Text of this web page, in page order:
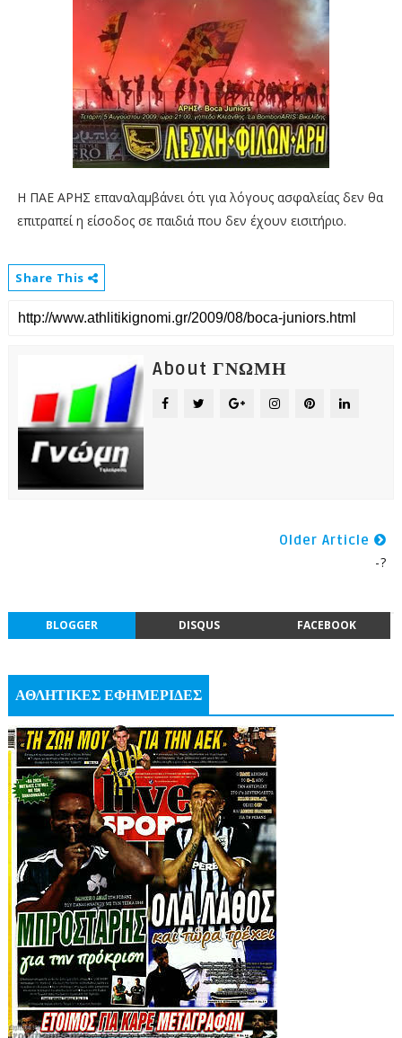
Η ΠΑΕ ΑΡΗΣ επαναλαμβάνει ότι για λόγους ασφαλείας δεν θα
επιτραπεί η είσοδος σε παιδιά που δεν έχουν εισιτήριο.
Share This
About ΓΝΩΜΗ
Older Article
-?
BLOGGER DISQUS FACEBOOK
ΑΘΛΗΤΙΚΕΣ ΕΦΗΜΕΡΙΔΕΣ